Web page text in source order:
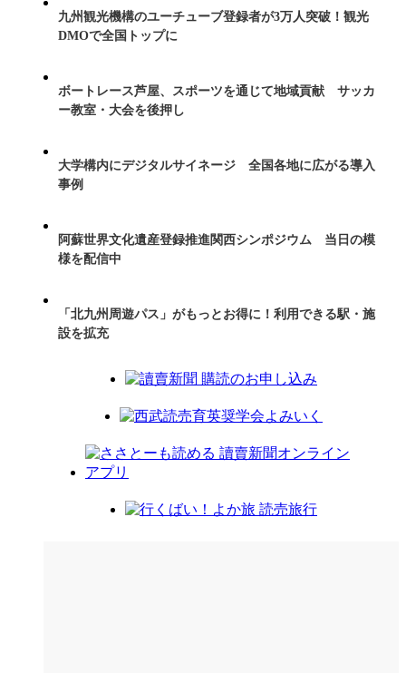
九州観光機構のユーチューブ登録者が3万人突破！観光
DMOで全国トップに
ボートレース芦屋、スポーツを通じて地域貢献 サッカ
ー教室・大会を後押し
大学構内にデジタルサイネージ 全国各地に広がる導入
事例
阿蘇世界文化遺産登録推進関西シンポジウム 当日の模
様を配信中
「北九州周遊パス」がもっとお得に！利用できる駅・施
設を拡充